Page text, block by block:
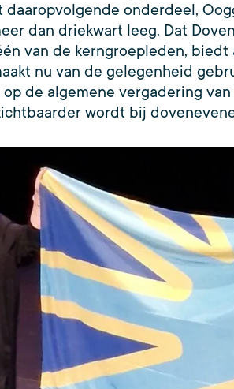
onderdeel,
dan driekwart leeg. Dat
van de kerngroepleden,
nu van de gelegenheid
de algemene vergadering
wordt bij